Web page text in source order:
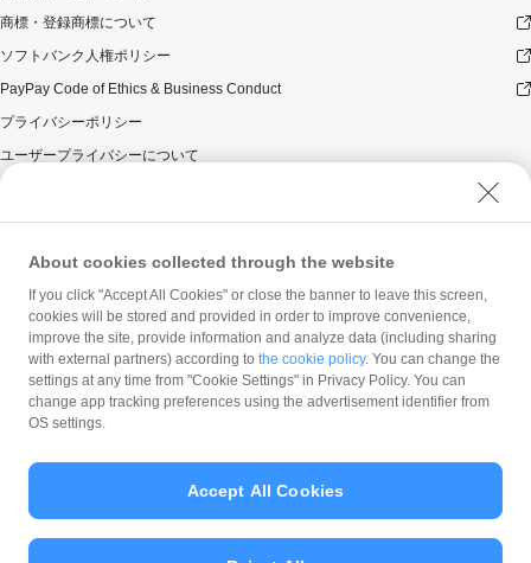
商標・登録商標について
ソフトバンク人権ポリシー
PayPay Code of Ethics & Business Conduct
プライバシーポリシー
ユーザープライバシーについて
ウェブサイト利用規約
反社会的勢力に対する方針
勧誘方針
マネロン等基本方針
カスタマーハラスメントに関する当社の考え方
© PayPay Corporation
About cookies collected through the website
If you click "Accept All Cookies" or close the banner to leave this screen,
cookies will be stored and provided in order to improve convenience,
improve the site, provide information and analyze data (including sharing
with external partners) according to the cookie policy. You can change the
settings at any time from "Cookie Settings" in Privacy Policy. You can
change app tracking preferences using the advertisement identifier from
OS settings.
Accept All Cookies